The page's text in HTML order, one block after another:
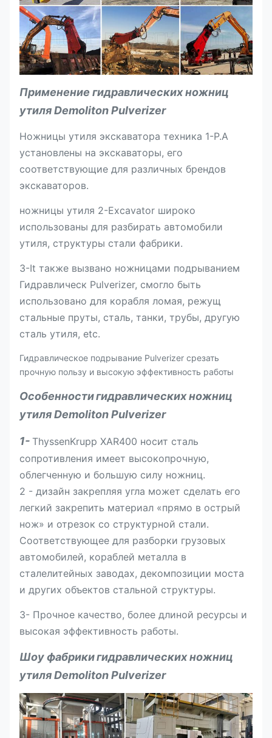
Применение гидравлических ножниц
утиля Demoliton Pulverizer
Ножницы утиля экскаватора техника 1-P.A
установлены на экскаваторы, его
соответствующие для различных брендов
экскаваторов.
ножницы утиля 2-Excavator широко
использованы для разбирать автомобили
утиля, структуры стали фабрики.
3-It также вызвано ножницами подрыванием
Гидравлическ Pulverizer, смогло быть
использовано для корабля ломая, режущ
стальные пруты, сталь, танки, трубы, другую
сталь утиля, etc.
Гидравлическое подрывание Pulverizer срезать
прочную пользу и высокую эффективность работы
Особенностигидравлических ножниц
утиля Demoliton Pulverizer
1- ThyssenKrupp XAR400 носит сталь
сопротивления имеет высокопрочную,
облегченную и большую силу ножниц.
2 - дизайн закрепляя угла может сделать его
легкий закрепить материал «прямо в острый
нож» и отрезок со структурной стали.
Соответствующее для разборки грузовых
автомобилей, кораблей металла в
сталелитейных заводах, декомпозиции моста
и других объектов стальной структуры.
3- Прочное качество, более длиной ресурсы и
высокая эффективность работы.
Шоу фабрикигидравлических ножниц
утиля Demoliton Pulverizer